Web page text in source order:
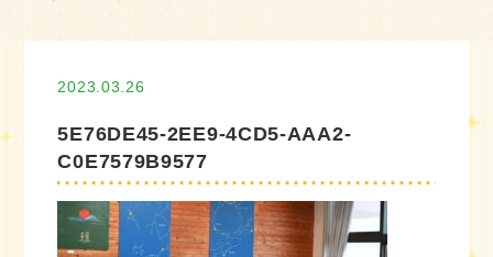
2023.03.26
5E76DE45-2EE9-4CD5-AAA2-
C0E7579B9577